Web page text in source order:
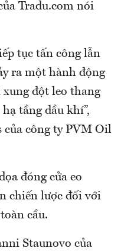
Tradu.com nói
tục tấn công lẫn
ra một hành động
đột leo thang
tầng dầu khí”,
của công ty PVM Oil
đóng cửa eo
chiến lược đối với
cầu.
Staunovo của